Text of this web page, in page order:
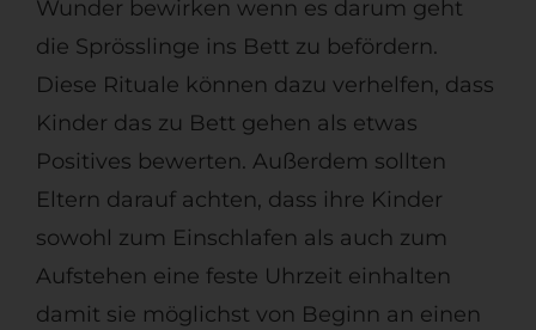
Wunder bewirken wenn es darum geht
die Sprösslinge ins Bett zu befördern.
Diese Rituale können dazu verhelfen, dass
Kinder das zu Bett gehen als etwas
Positives bewerten. Außerdem sollten
Eltern darauf achten, dass ihre Kinder
sowohl zum Einschlafen als auch zum
Aufstehen eine feste Uhrzeit einhalten
damit sie möglichst von Beginn an einen